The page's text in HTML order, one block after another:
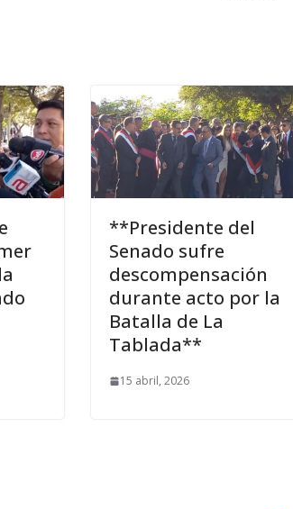
**Presidente del
Senado sufre
descompensación
durante acto por la
Batalla de La
Tablada**
15 abril, 2026